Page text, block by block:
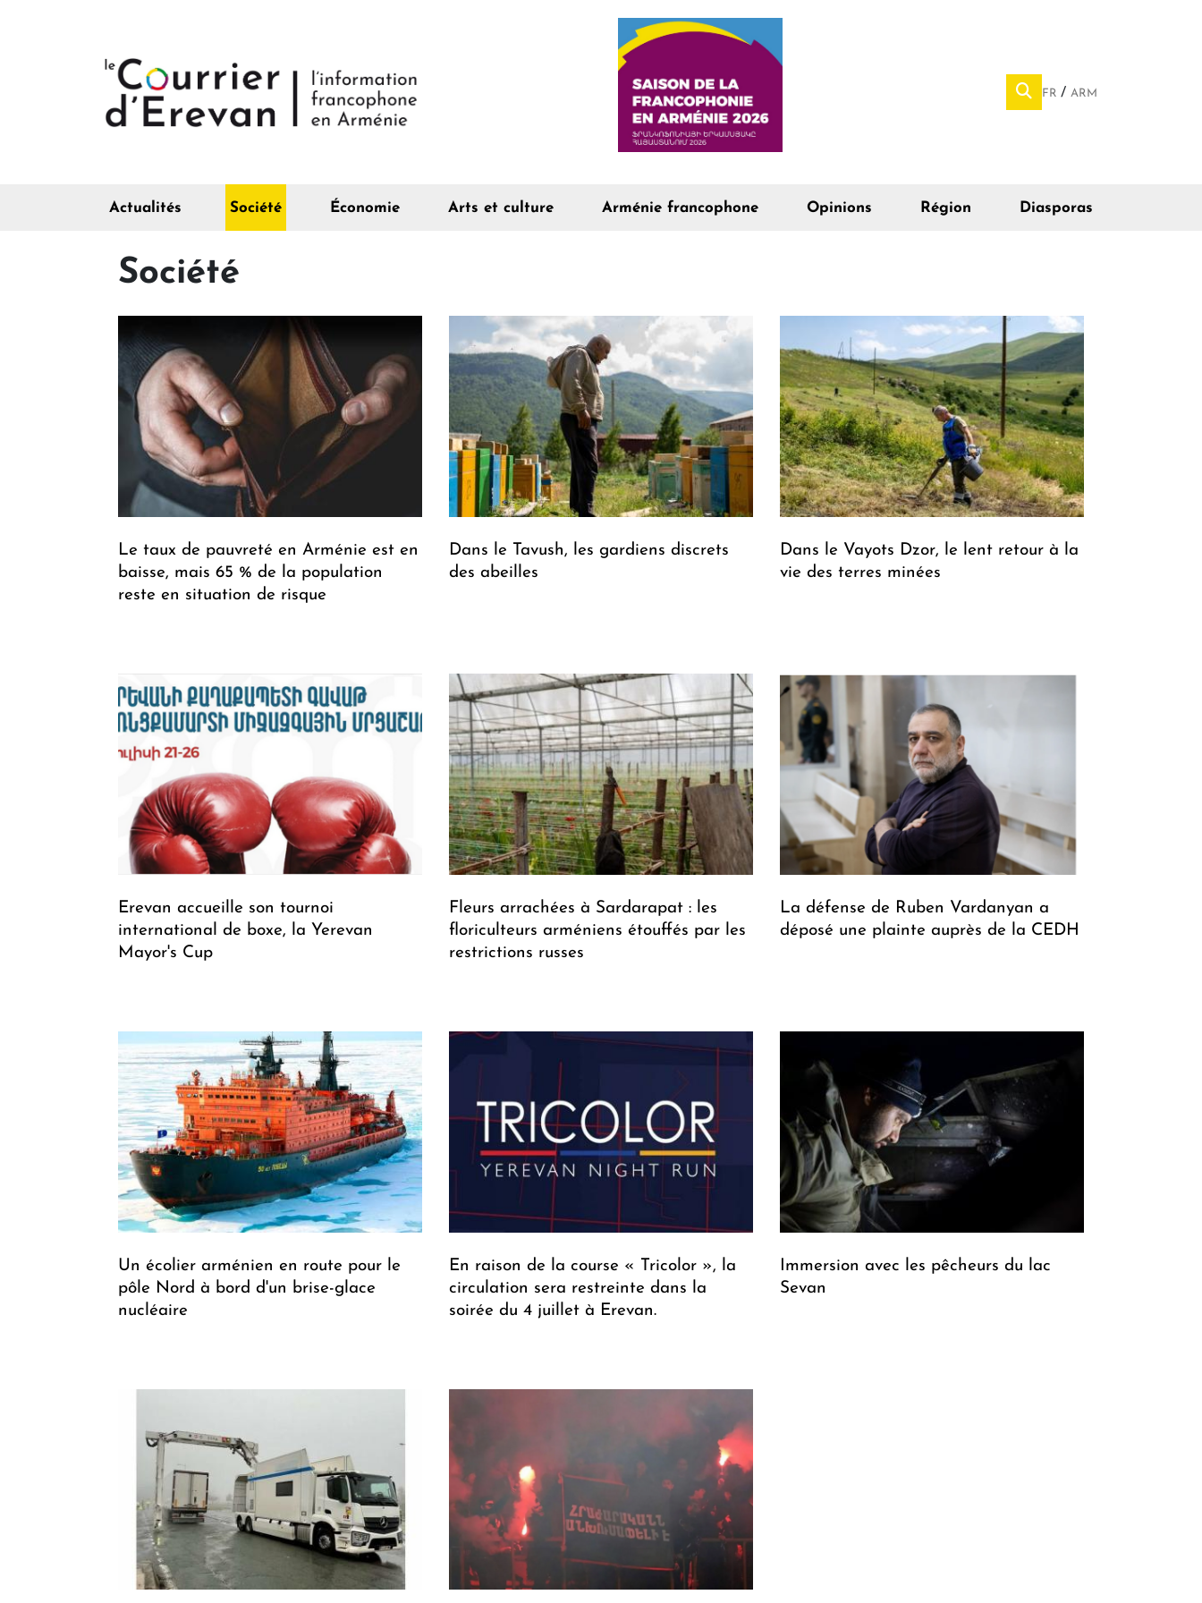
FR ARM
Actualités Société Économie Arts et culture Arménie francophone Opinions Région Diasporas
Société
Le taux de pauvreté en Arménie est en
baisse, mais 65 % de la population
reste en situation de risque
Dans le Tavush, les gardiens discrets
des abeilles
Dans le Vayots Dzor, le lent retour à la
vie des terres minées
Erevan accueille son tournoi
international de boxe, la Yerevan
Mayor's Cup
Fleurs arrachées à Sardarapat : les
floriculteurs arméniens étouffés par les
restrictions russes
La défense de Ruben Vardanyan a
déposé une plainte auprès de la CEDH
Un écolier arménien en route pour le
pôle Nord à bord d'un brise-glace
nucléaire
En raison de la course « Tricolor », la
circulation sera restreinte dans la
soirée du 4 juillet à Erevan.
Immersion avec les pêcheurs du lac
Sevan